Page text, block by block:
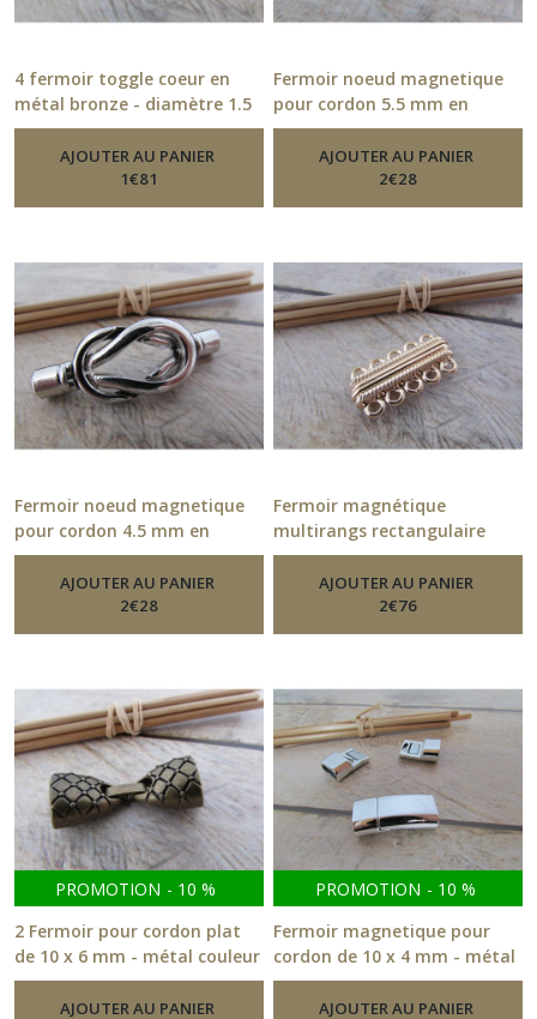
4 fermoir toggle coeur en
métal bronze - diamètre 1.5
cm - trou 2.5 mm- 322.21-
FermoirsAJOUTER AU PANIER
1€81
Fermoir noeud magnetique
pour cordon 5.5 mm en
métal bronze - 318.51-
FermoirsAJOUTER AU PANIER
2€28
Fermoir noeud magnetique
pour cordon 4.5 mm en
métal argenté - 318.51-
FermoirsAJOUTER AU PANIER
2€28
Fermoir magnétique
multirangs rectangulaire
doré - 3.3 x 1.6 x 0.7 cm -
302.21-Fermoirs
AJOUTER AU PANIER
2€76
PROMOTION - 10 %
2 Fermoir pour cordon plat
de 10 x 6 mm - métal couleur
bronze - 3.2 x 1.1 cm - 217.21
FermoirsAJOUTER AU PANIER
PROMOTION - 10 %
Fermoir magnetique pour
cordon de 10 x 4 mm - métal
argenté, doré - 316.51-
FermoirsAJOUTER AU PANIER
Chaînes
(11)
Connecteurs
Cordons
cordon
paracorde
(30)
hameçon
Fermoirs
pendentif
cabochon
(8)
Perle
coupelle
(21)
ceramique,
nacre
(14)